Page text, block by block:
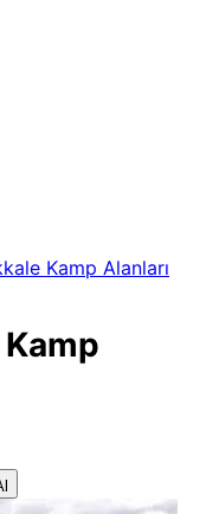
Kamp Alanları
Kamp